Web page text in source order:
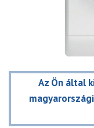
Az Ön által